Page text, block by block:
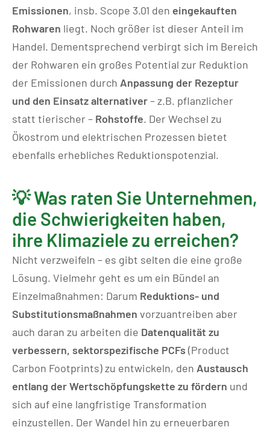
Emissionen, insb. Scope 3.01 den eingekauften
Rohwaren liegt. Noch größer ist dieser Anteil im
Handel. Dementsprechend verbirgt sich im Bereich
der Rohwaren ein großes Potential zur Reduktion
der Emissionen durch Anpassung der Rezeptur
und den Einsatz alternativer– z.B. pflanzlicher
statt tierischer – Rohstoffe. Der Wechsel zu
Ökostrom und elektrischen Prozessen bietet
ebenfalls erhebliches Reduktionspotenzial.
💡 Was raten Sie Unternehmen,
die Schwierigkeiten haben,
ihre Klimaziele zu erreichen?
Nicht verzweifeln – es gibt selten die eine große
Lösung. Vielmehr geht es um ein Bündel an
Einzelmaßnahmen: Darum Reduktions- und
Substitutionsmaßnahmen vorzuantreiben aber
auch daran zu arbeiten die Datenqualität zu
verbessern, sektorspezifische PCFs(Product
Carbon Footprints) zu entwickeln, den Austausch
entlang der Wertschöpfungskette zu fördern und
sich auf eine langfristige Transformation
einzustellen. Der Wandel hin zu erneuerbaren